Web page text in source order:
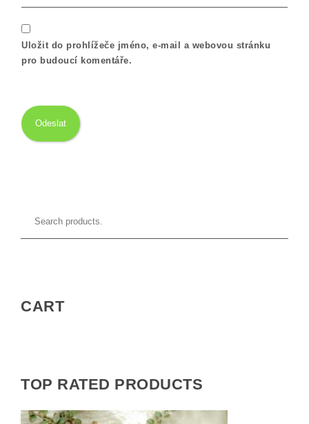
Uložit do prohlížeče jméno, e-mail a webovou stránku
pro budoucí komentáře.
CART
TOP RATED PRODUCTS